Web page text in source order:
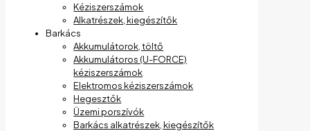
Kéziszerszámok
Alkatrészek, kiegészítők
Barkács
Akkumulátorok, töltő
Akkumulátoros (U-FORCE)
kéziszerszámok
Elektromos kéziszerszámok
Hegesztők
Üzemi porszívók
Barkács alkatrészek, kiegészítők